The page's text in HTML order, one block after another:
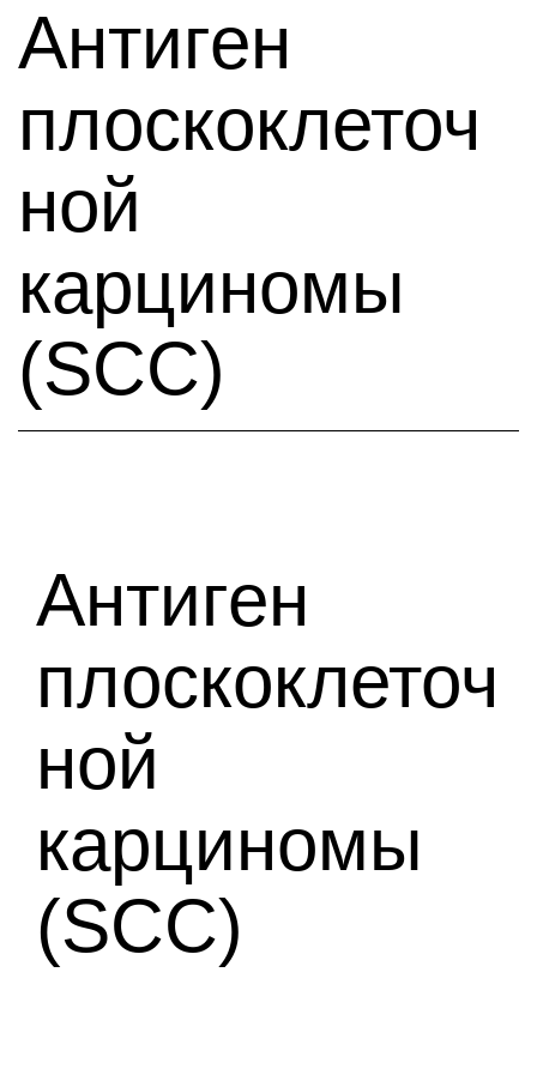
Антиген
плоскоклеточ
ной
карциномы
(SCC)
Антиген
плоскоклеточ
ной
карциномы
(SCC)